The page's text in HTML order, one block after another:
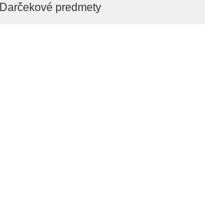
Darčekové predmety